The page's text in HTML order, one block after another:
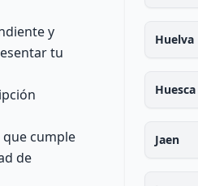
y
tu
cumple
de
Huelva
Huesca
Jaen